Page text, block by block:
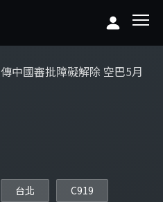
傳中國審批障礙解除 空巴5月
台北 C919